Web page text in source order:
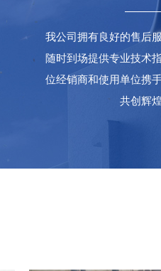
我公司拥有良好的售后
随时到场提供专业技术
位经销商和使用单位携
共创辉